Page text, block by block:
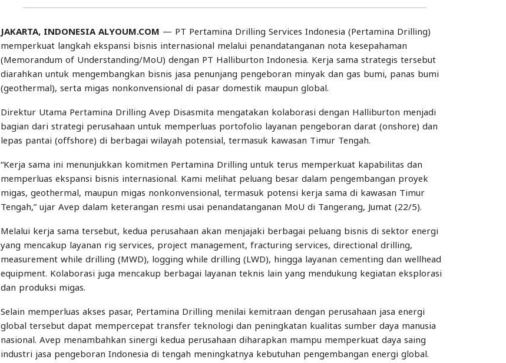
JAKARTA, INDONESIA ALYOUM.COM — PT Pertamina Drilling Services Indonesia (Pertamina Drilling)
memperkuat langkah ekspansi bisnis internasional melalui penandatanganan nota kesepahaman
(Memorandum of Understanding/MoU) dengan PT Halliburton Indonesia. Kerja sama strategis tersebut
diarahkan untuk mengembangkan bisnis jasa penunjang pengeboran minyak dan gas bumi, panas bumi
(geothermal), serta migas nonkonvensional di pasar domestik maupun global.
Direktur Utama Pertamina Drilling Avep Disasmita mengatakan kolaborasi dengan Halliburton menjadi
bagian dari strategi perusahaan untuk memperluas portofolio layanan pengeboran darat (onshore) dan
lepas pantai (offshore) di berbagai wilayah potensial, termasuk kawasan Timur Tengah.
“Kerja sama ini menunjukkan komitmen Pertamina Drilling untuk terus memperkuat kapabilitas dan
memperluas ekspansi bisnis internasional. Kami melihat peluang besar dalam pengembangan proyek
migas, geothermal, maupun migas nonkonvensional, termasuk potensi kerja sama di kawasan Timur
Tengah,” ujar Avep dalam keterangan resmi usai penandatanganan MoU di Tangerang, Jumat (22/5).
Melalui kerja sama tersebut, kedua perusahaan akan menjajaki berbagai peluang bisnis di sektor energi
yang mencakup layanan rig services, project management, fracturing services, directional drilling,
measurement while drilling (MWD), logging while drilling (LWD), hingga layanan cementing dan wellhead
equipment. Kolaborasi juga mencakup berbagai layanan teknis lain yang mendukung kegiatan eksplorasi
dan produksi migas.
Selain memperluas akses pasar, Pertamina Drilling menilai kemitraan dengan perusahaan jasa energi
global tersebut dapat mempercepat transfer teknologi dan peningkatan kualitas sumber daya manusia
nasional. Avep menambahkan sinergi kedua perusahaan diharapkan mampu memperkuat daya saing
industri jasa pengeboran Indonesia di tengah meningkatnya kebutuhan pengembangan energi global.